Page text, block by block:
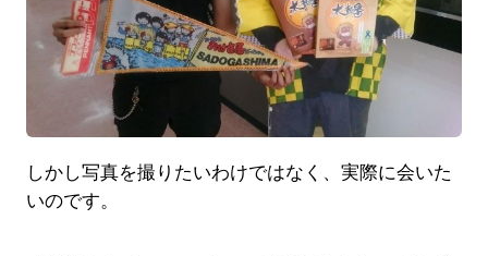
しかし写真を撮りたいわけではなく、実際に会いた
いのです。